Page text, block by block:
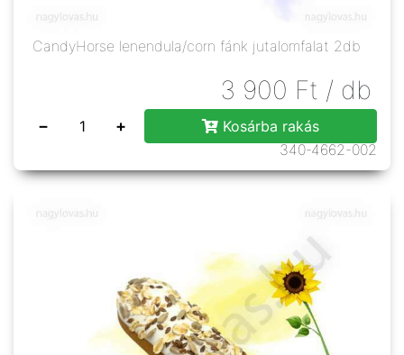
CandyHorse lenendula/corn fánk jutalomfalat 2db
3 900 Ft / db
− +
Kosárba rakás
340-4662-002